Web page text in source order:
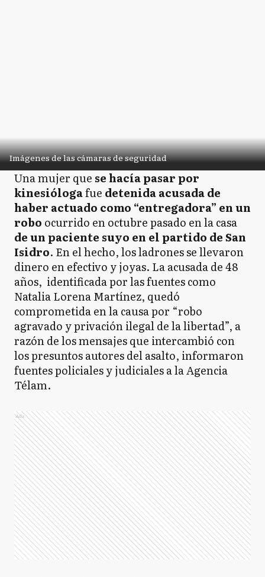
Imágenes de las cámaras de seguridad
Una mujer que se hacía pasar por
kinesiólogafue detenida acusada de
haber actuado como “entregadora” en un
robo ocurrido en octubre pasado en la casa
de un paciente suyo en el partido de San
Isidro. En el hecho, los ladrones se llevaron
dinero en efectivo y joyas. La acusada de 48
años, identificada por las fuentes como
Natalia Lorena Martínez, quedó
comprometida en la causa por “robo
agravado y privación ilegal de la libertad”, a
razón de los mensajes que intercambió con
los presuntos autores del asalto, informaron
fuentes policiales y judiciales a la Agencia
Télam.
Ads